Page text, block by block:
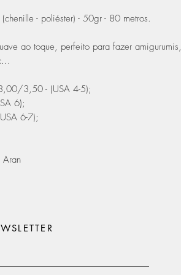
- poliéster) - 50gr - 80 metros.
ao toque, perfeito para fazer amigurumis,
3,50 - (USA 4-5);
6);
6-7);